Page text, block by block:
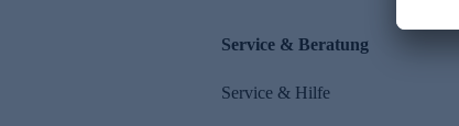
Service & Beratung
Service & Hilfe